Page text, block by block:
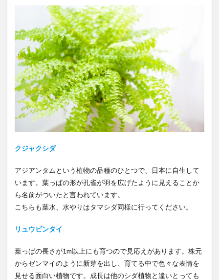
クジャクシダ
アジアンタムという植物の品種のひとつで、日本に自生して
います。葉っぱの形が孔雀が羽を広げたように見えることか
ら名前がついたと言われています。
こちらも葉水、水やりはタマシダ同様に行ってください。
リュウビンタイ
葉っぱの長さが1m以上にも育つので見応えがあります。株元
からゼンマイのように新芽を出し、育てる中で色々な表情を
見せる面白い植物です。成長は他のシダ植物と違いとっても